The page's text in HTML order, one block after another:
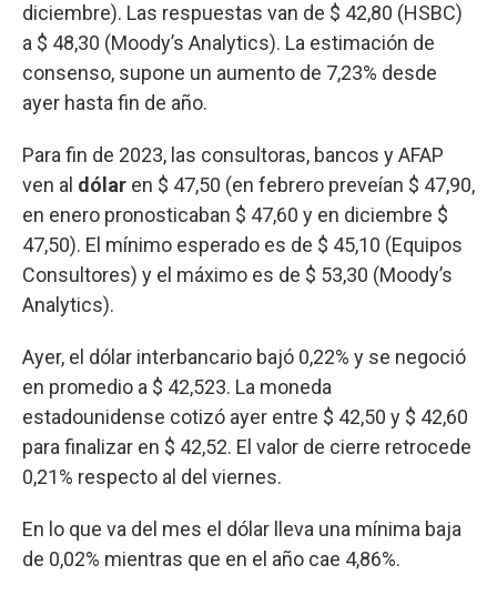
diciembre). Las respuestas van de $ 42,80 (HSBC)
a $ 48,30 (Moody’s Analytics). La estimación de
consenso, supone un aumento de 7,23% desde
ayer hasta fin de año.
Para fin de 2023, las consultoras, bancos y AFAP
ven al dólar en $ 47,50 (en febrero preveían $ 47,90,
en enero pronosticaban $ 47,60 y en diciembre $
47,50). El mínimo esperado es de $ 45,10 (Equipos
Consultores) y el máximo es de $ 53,30 (Moody’s
Analytics).
Ayer, el dólar interbancario bajó 0,22% y se negoció
en promedio a $ 42,523. La moneda
estadounidense cotizó ayer entre $ 42,50 y $ 42,60
para finalizar en $ 42,52. El valor de cierre retrocede
0,21% respecto al del viernes.
En lo que va del mes el dólar lleva una mínima baja
de 0,02% mientras que en el año cae 4,86%.